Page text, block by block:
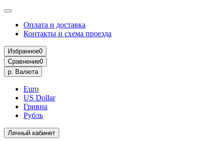
Оплата и доставка
Контакты и схема проезда
Избранное0
Сравнение0
р. Валюта
Euro
US Dollar
Гривна
Рубль
Личный кабинет